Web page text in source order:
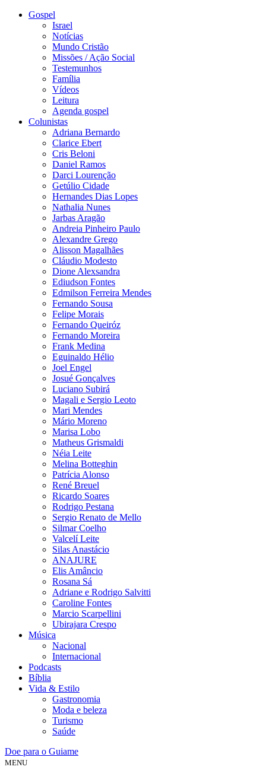
Gospel
Israel
Notícias
Mundo Cristão
Missões / Ação Social
Testemunhos
Família
Vídeos
Leitura
Agenda gospel
Colunistas
Adriana Bernardo
Clarice Ebert
Cris Beloni
Daniel Ramos
Darci Lourenção
Getúlio Cidade
Hernandes Dias Lopes
Nathalia Nunes
Jarbas Aragão
Andreia Pinheiro Paulo
Alexandre Grego
Alisson Magalhães
Cláudio Modesto
Dione Alexsandra
Ediudson Fontes
Edmilson Ferreira Mendes
Fernando Sousa
Felipe Morais
Fernando Queiróz
Fernando Moreira
Frank Medina
Eguinaldo Hélio
Joel Engel
Josué Gonçalves
Luciano Subirá
Magali e Sergio Leoto
Mari Mendes
Mário Moreno
Marisa Lobo
Matheus Grismaldi
Néia Leite
Melina Botteghin
Patrícia Alonso
René Breuel
Ricardo Soares
Rodrigo Pestana
Sergio Renato de Mello
Silmar Coelho
Valcelí Leite
Silas Anastácio
ANAJURE
Elis Amâncio
Rosana Sá
Adriane e Rodrigo Salvitti
Caroline Fontes
Marcio Scarpellini
Ubirajara Crespo
Música
Nacional
Internacional
Podcasts
Bíblia
Vida & Estilo
Gastronomia
Moda e beleza
Turismo
Saúde
Doe para o Guiame
MENU